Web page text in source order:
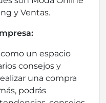
y Ventas.
un espacio
consejos y
una compra
podrás